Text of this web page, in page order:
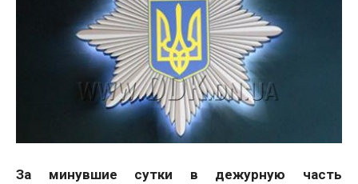
За минувшие сутки в дежурную часть